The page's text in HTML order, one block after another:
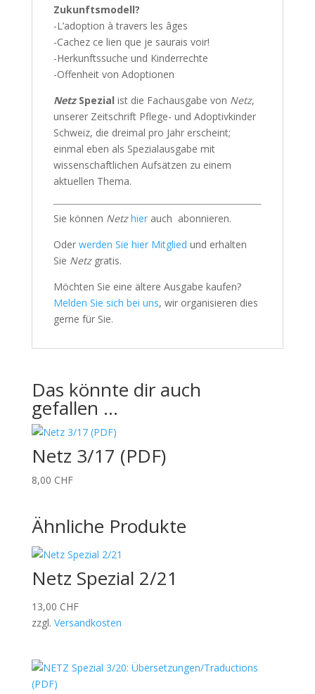
Zukunftsmodell?
-L’adoption à travers les âges
-Cachez ce lien que je saurais voir!
-Herkunftssuche und Kinderrechte
-Offenheit von Adoptionen
Netz Spezial ist die Fachausgabe von Netz,
unserer Zeitschrift Pflege- und Adoptivkinder
Schweiz, die dreimal pro Jahr erscheint;
einmal eben als Spezialausgabe mit
wissenschaftlichen Aufsätzen zu einem
aktuellen Thema.
Sie können Netz hierauch abonnieren.
Oder werden Sie hier Mitglied und erhalten
Sie Netzgratis.
Möchten Sie eine ältere Ausgabe kaufen?
Melden Sie sich bei uns, wir organisieren dies
gerne für Sie.
Das könnte dir auch
gefallen …
Netz 3/17 (PDF)
8,00 CHF
Ähnliche Produkte
Netz Spezial 2/21
13,00 CHF
zzgl. Versandkosten